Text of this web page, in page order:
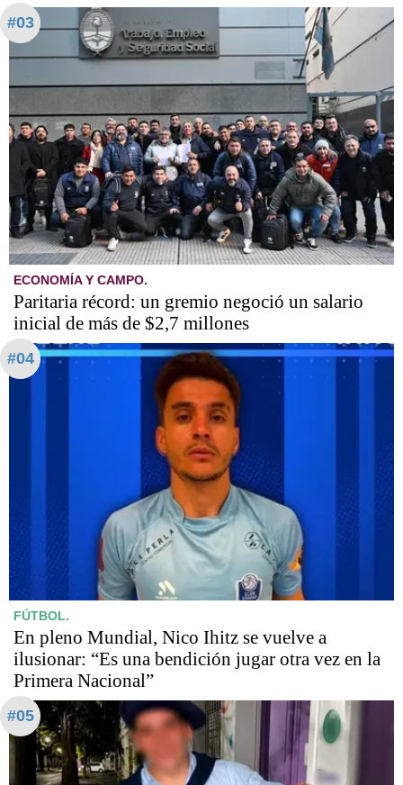
#03
ECONOMÍA Y CAMPO.
Paritaria récord: un gremio negoció un salario
inicial de más de $2,7 millones
#04
FÚTBOL.
En pleno Mundial, Nico Ihitz se vuelve a
ilusionar: “Es una bendición jugar otra vez en la
Primera Nacional”
#05